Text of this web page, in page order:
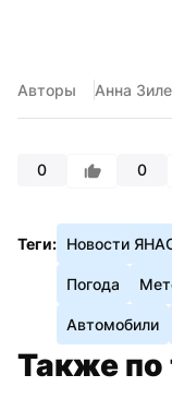
Авторы Анна
0 0
Теги: Новости
Погода
Автомобили
Также по